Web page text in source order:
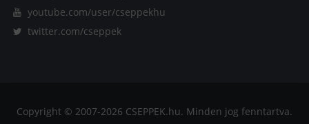
youtube.com/user/cseppekhu
twitter.com/cseppek
Copyright © 2007-2026 CSEPPEK.hu. Minden jog fenntartva.